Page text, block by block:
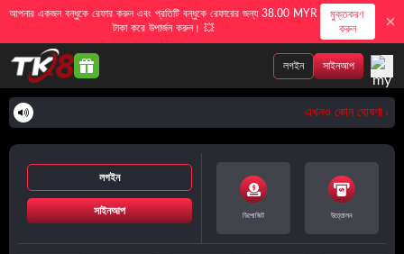
আপনার একজন বন্ধুকে রেফার করুন এবং প্রতিটি বন্ধুকে রেফারের জন্য 38.00 MYR
টাকা করে উপার্জন করুন। 💥
মুক্তকরণ
করুন
সাইনআপ
লগইন
এখনও কোন ঘোষণা নেই
লগইন
সাইনআপ ডিপোজিট উত্তোলন